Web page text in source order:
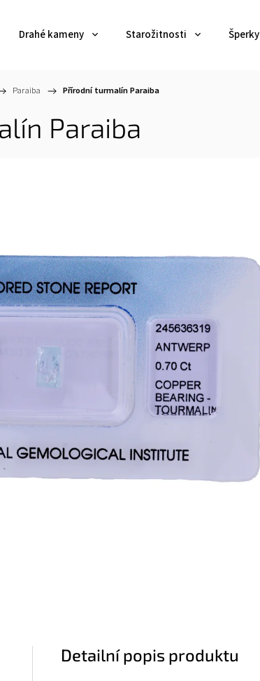
Drahé kameny Starožitnosti Šperky
Paraiba / Přírodní turmalín Paraiba
Paraiba
Detailní popis produktu